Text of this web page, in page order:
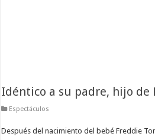
Idéntico a su padre, hijo de
Espectáculos
Después del nacimiento del bebé Freddie